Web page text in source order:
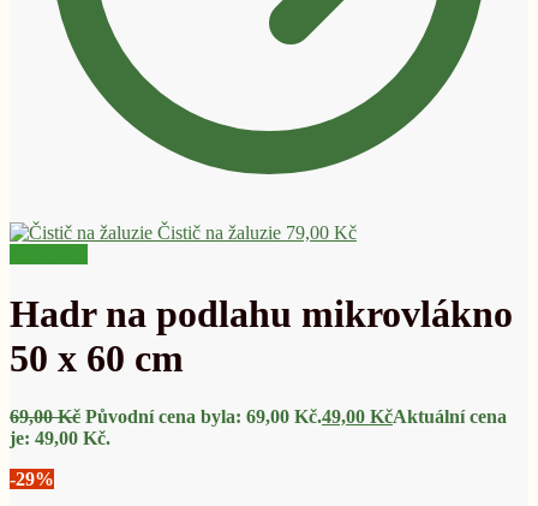
Čistič na žaluzie 79,00 Kč
Hadr na podlahu mikrovlákno
50 x 60 cm
69,00Kč Původní cena byla: 69,00 Kč.49,00 KčAktuální cena
je: 49,00 Kč.
-29%